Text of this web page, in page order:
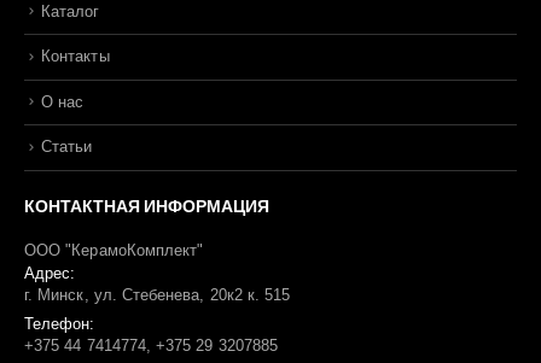
Каталог
Контакты
О нас
Статьи
КОНТАКТНАЯ ИНФОРМАЦИЯ
ООО "КерамоКомплект"
Адрес:
г. Минск, ул. Стебенева, 20к2 к. 515
Телефон:
+375 44 7414774, +375 29 3207885